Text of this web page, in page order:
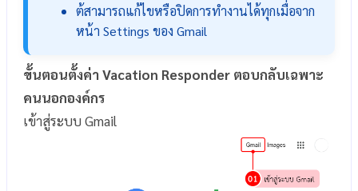
ต้สามารถแก้ไขหรือปิดการทำงานได้ทุกเมื่อจาก
หน้า Settings ของ Gmail
ขั้นตอนตั้งค่า Vacation Responder ตอบกลับเฉพาะ
คนนอกองค์กร
เข้าสู่ระบบ Gmail